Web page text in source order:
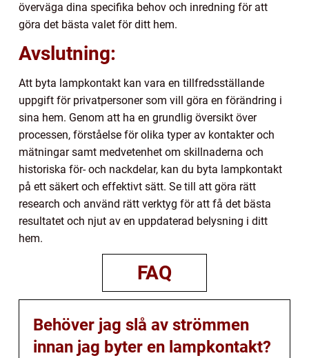
överväga dina specifika behov och inredning för att
göra det bästa valet för ditt hem.
Avslutning:
Att byta lampkontakt kan vara en tillfredsställande
uppgift för privatpersoner som vill göra en förändring i
sina hem. Genom att ha en grundlig översikt över
processen, förståelse för olika typer av kontakter och
mätningar samt medvetenhet om skillnaderna och
historiska för- och nackdelar, kan du byta lampkontakt
på ett säkert och effektivt sätt. Se till att göra rätt
research och använd rätt verktyg för att få det bästa
resultatet och njut av en uppdaterad belysning i ditt
hem.
FAQ
Behöver jag slå av strömmen
innan jag byter en lampkontakt?